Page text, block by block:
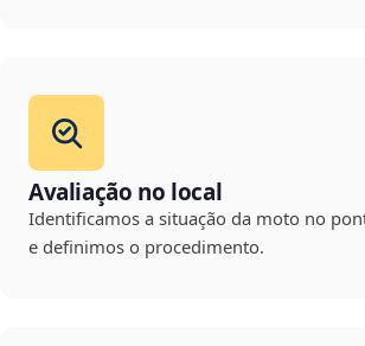
Avaliação no local
Identificamos a situação da moto no
e definimos o procedimento.